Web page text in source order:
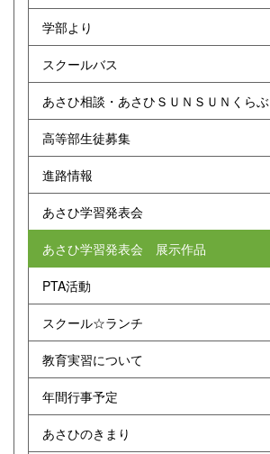
学部より
スクールバス
あさひ相談・あさひＳＵＮＳＵＮくらぶ
高等部生徒募集
進路情報
あさひ学習発表会
あさひ学習発表会 展示作品
PTA活動
スクール☆ランチ
教育実習について
年間行事予定
あさひのきまり